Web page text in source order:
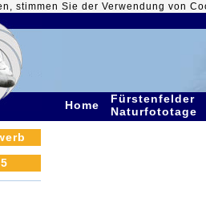
stimmen Sie der Verwendung von
Home
Fürstenfelder
Naturfototage